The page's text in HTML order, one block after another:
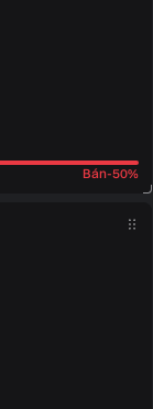
Bán-50%